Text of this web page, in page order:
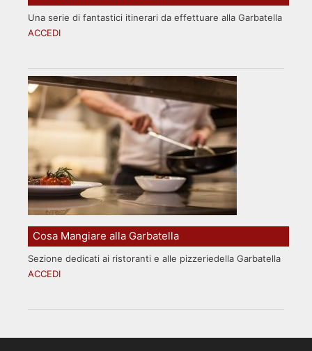
Una serie di fantastici itinerari da effettuare alla Garbatella
ACCEDI
Cosa Mangiare alla Garbatella
Sezione dedicati ai ristoranti e alle pizzeriedella Garbatella
ACCEDI